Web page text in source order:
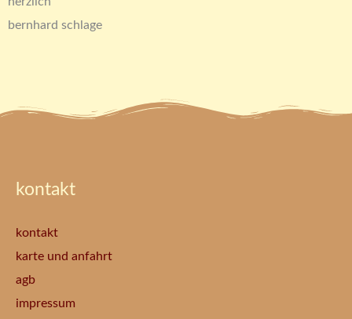
bernhard schlage
kontakt
kontakt
karte und anfahrt
agb
impressum